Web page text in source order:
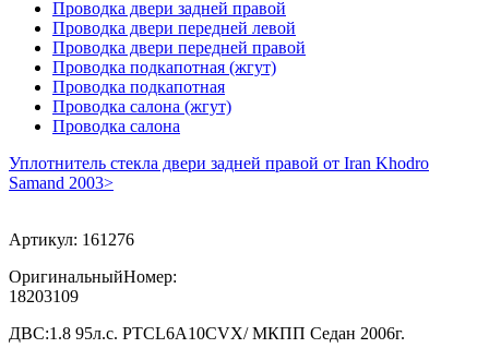
Проводка двери задней правой
Проводка двери передней левой
Проводка двери передней правой
Проводка подкапотная (жгут)
Проводка подкапотная
Проводка салона (жгут)
Проводка салона
Уплотнитель стекла двери задней правой от Iran Khodro
Samand 2003>
Артикул: 161276
ОригинальныйНомер:
18203109
ДВС:1.8 95л.с. PTCL6A10CVX/ МКПП Седан 2006г.